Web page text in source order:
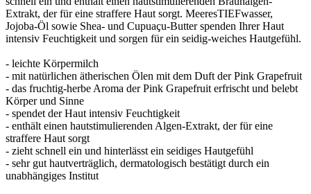
Extrakt, der für eine straffere Haut sorgt. MeeresTIEFwasser,
Jojoba-Öl sowie Shea- und Cupuaçu-Butter spenden Ihrer Haut
intensiv Feuchtigkeit und sorgen für ein seidig-weiches Hautgefühl.
- leichte Körpermilch
- mit natürlichen ätherischen Ölen mit dem Duft der Pink Grapefruit
- das fruchtig-herbe Aroma der Pink Grapefruit erfrischt und belebt
Körper und Sinne
- spendet der Haut intensiv Feuchtigkeit
- enthält einen hautstimulierenden Algen-Extrakt, der für eine
straffere Haut sorgt
- zieht schnell ein und hinterlässt ein seidiges Hautgefühl
- sehr gut hautverträglich, dermatologisch bestätigt durch ein
unabhängiges Institut